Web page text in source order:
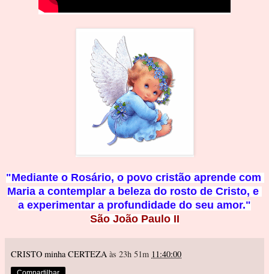
"Mediante o Rosário, o povo cristão aprende com
Maria a contemplar a beleza do rosto de Cristo, e
a experimentar a profundidade do seu amor."
São João Paulo II
CRISTO minha CERTEZA às 23h 51m 11:40:00